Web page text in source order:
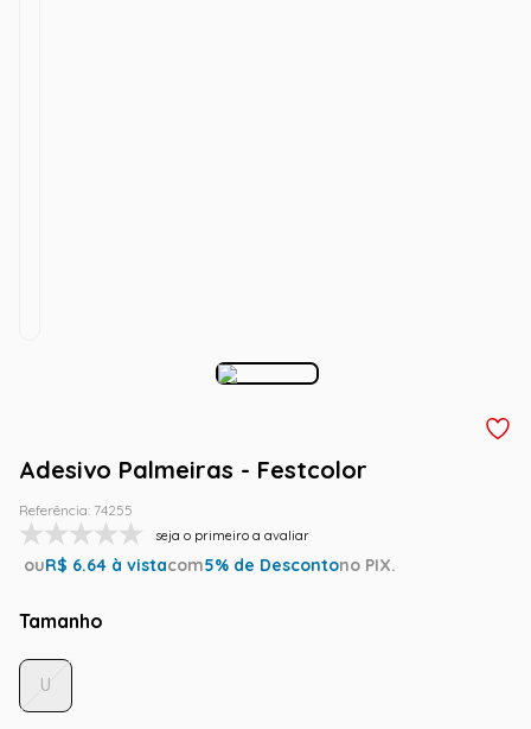
Adesivo Palmeiras - Festcolor
Referência: 74255
seja o primeiro a avaliar
ouR$ 6.64 à vistacom5% de Descontono PIX.
Tamanho
U